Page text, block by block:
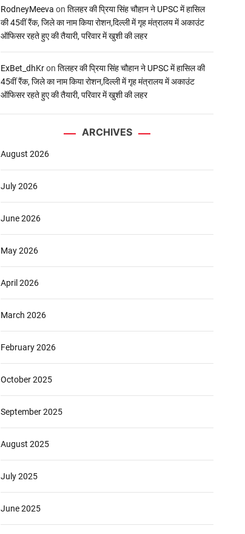
RodneyMeeva on तिलहर की प्रिया सिंह चौहान ने UPSC में हासिल
की 45वीं रैंक, जिले का नाम किया रोशन,दिल्ली में गृह मंत्रालय में अकाउंट
ऑफिसर रहते हुए की तैयारी, परिवार में खुशी की लहर
ExBet_dhKron तिलहर की प्रिया सिंह चौहान ने UPSC में हासिल की
45वीं रैंक, जिले का नाम किया रोशन,दिल्ली में गृह मंत्रालय में अकाउंट
ऑफिसर रहते हुए की तैयारी, परिवार में खुशी की लहर
ARCHIVES
August 2026
July 2026
June 2026
May 2026
April 2026
March 2026
February 2026
October 2025
September 2025
August 2025
July 2025
June 2025